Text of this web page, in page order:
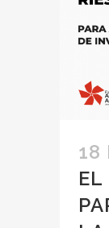
18
EL